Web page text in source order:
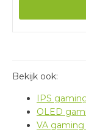
maximale
sluit je de
Bekijk ook:
IPS
OLED
VA